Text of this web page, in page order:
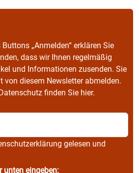
„Anmelden“ erklären Sie
dass wir Ihnen regelmäßig
und Informationen zusenden. Sie
von diesem Newsletter abmelden.
finden Sie hier.
gelesen und
unten eingeben: